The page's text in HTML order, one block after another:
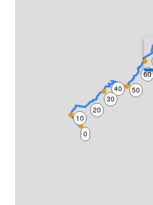
0
10
20
30
40 50
60